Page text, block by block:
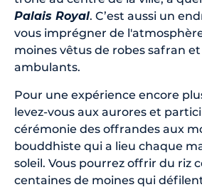
Palais Royal. C’est aussi un
vous imprégner de
moines vêtus de robes safran
ambulants.
Pour une expérience encore
levez-vous aux aurores et
cérémonie des offrandes aux
bouddhiste qui a lieu chaque
soleil. Vous pourrez offrir du riz
centaines de moines qui